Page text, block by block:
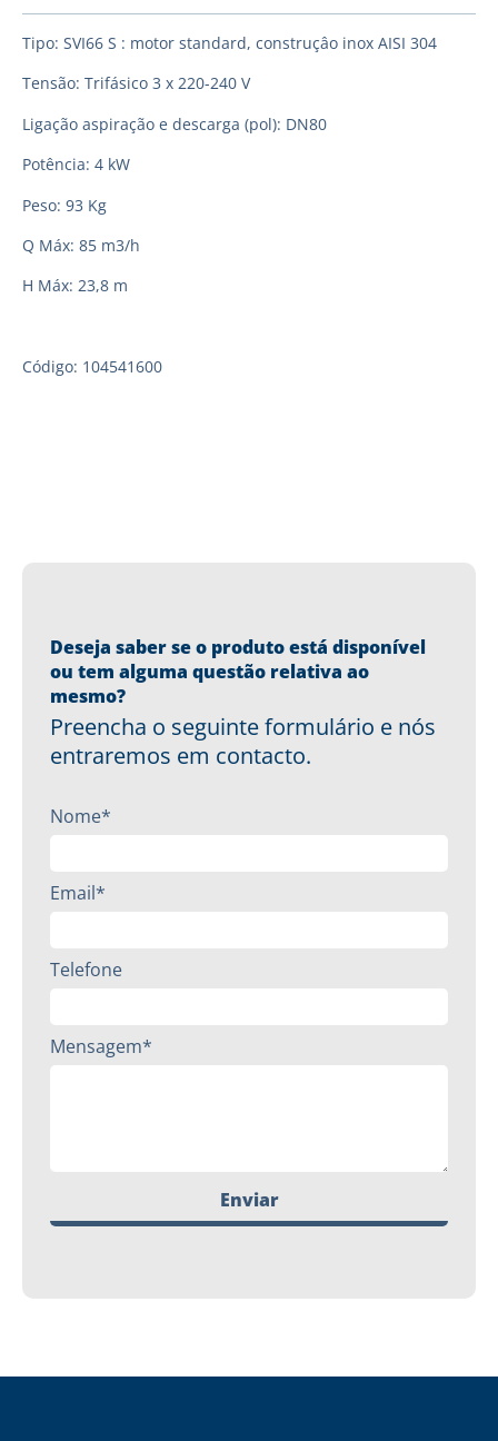
Tipo: SVI66 S : motor standard, construçâo inox AISI 304
Tensão: Trifásico 3 x 220-240 V
Ligação aspiração e descarga (pol): DN80
Potência: 4 kW
Peso: 93 Kg
Q Máx: 85 m3/h
H Máx: 23,8 m
Código: 104541600
Deseja saber se o produto está disponível
ou tem alguma questão relativa ao
mesmo?
Preencha o seguinte formulário e nós
entraremos em contacto.
Nome*
Email*
Telefone
Mensagem*
Enviar